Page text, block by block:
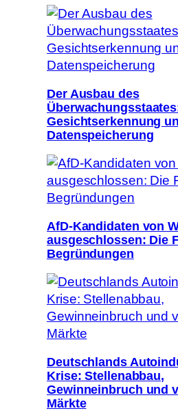
Der Ausbau des
Gesichtserkennung
Datenspeicherung
AfD-Kandidaten von
ausgeschlossen: Die
Begründungen
Deutschlands
Krise: Stellenabbau,
Gewinneinbruch und
Märkte